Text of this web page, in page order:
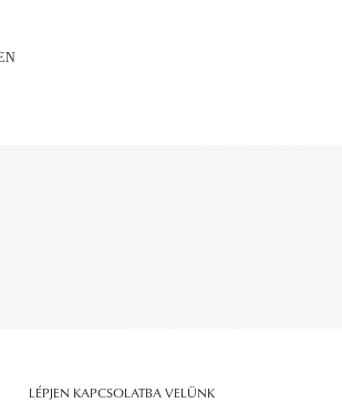
LÉPJEN KAPCSOLATBA VELÜNK